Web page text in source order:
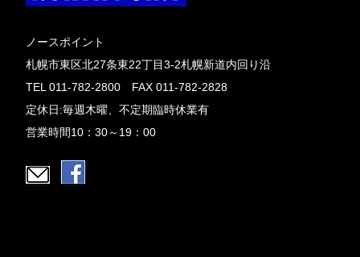
ノースポイント
札幌市東区北27条東22丁目3-2札幌新道内回り沿
TEL 011-782-2800 FAX 011-782-2828
定休日:毎週木曜、不定期臨時休業有
営業時間10：30～19：00